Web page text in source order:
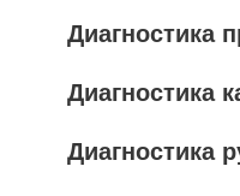
Диагностика
Диагностика
Диагностика